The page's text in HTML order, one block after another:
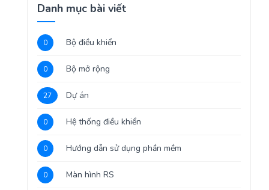
Danh mục bài viết
0 Bộ điều khiển
0 Bộ mở rộng
27 Dự án
0 Hệ thống điều khiển
0 Hướng dẫn sử dụng phần mềm
0 Màn hình RS